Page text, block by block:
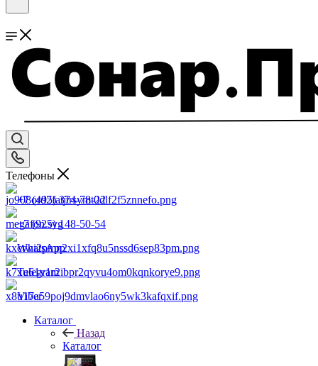
Телефоны
+7 (495) 374-78-22
+7 (925) 148-50-54
WhatsApp
Telegram
Viber
Каталог
Назад
Каталог